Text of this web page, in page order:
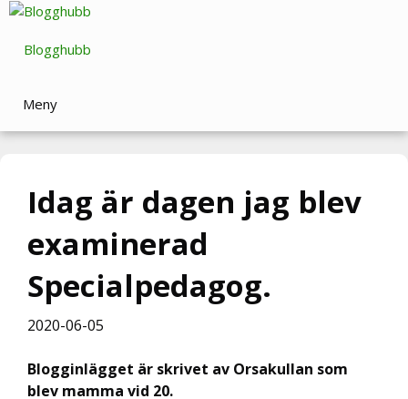
Hoppa
innehållBlogghubb
Meny
Idag är dagen jag blev
examinerad
Specialpedagog.
2020-06-05
Blogginlägget är skrivet av Orsakullan som
blev mamma vid 20.